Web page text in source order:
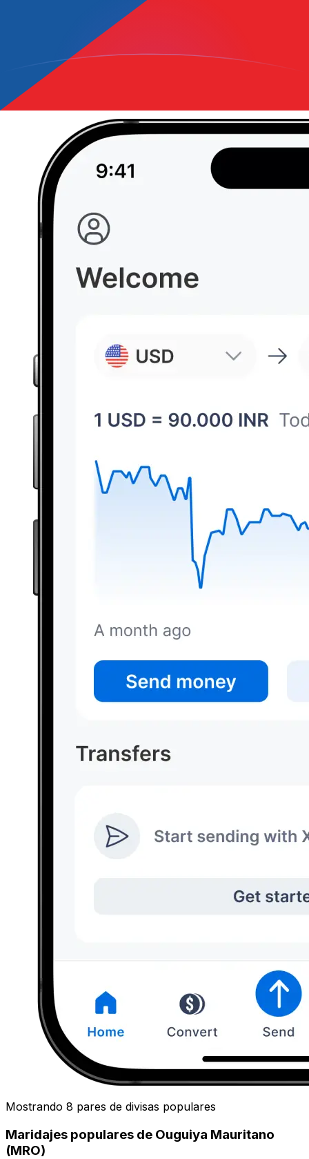
Mostrando 8 pares de divisas populares
Maridajes populares de Ouguiya Mauritano
(MRO)